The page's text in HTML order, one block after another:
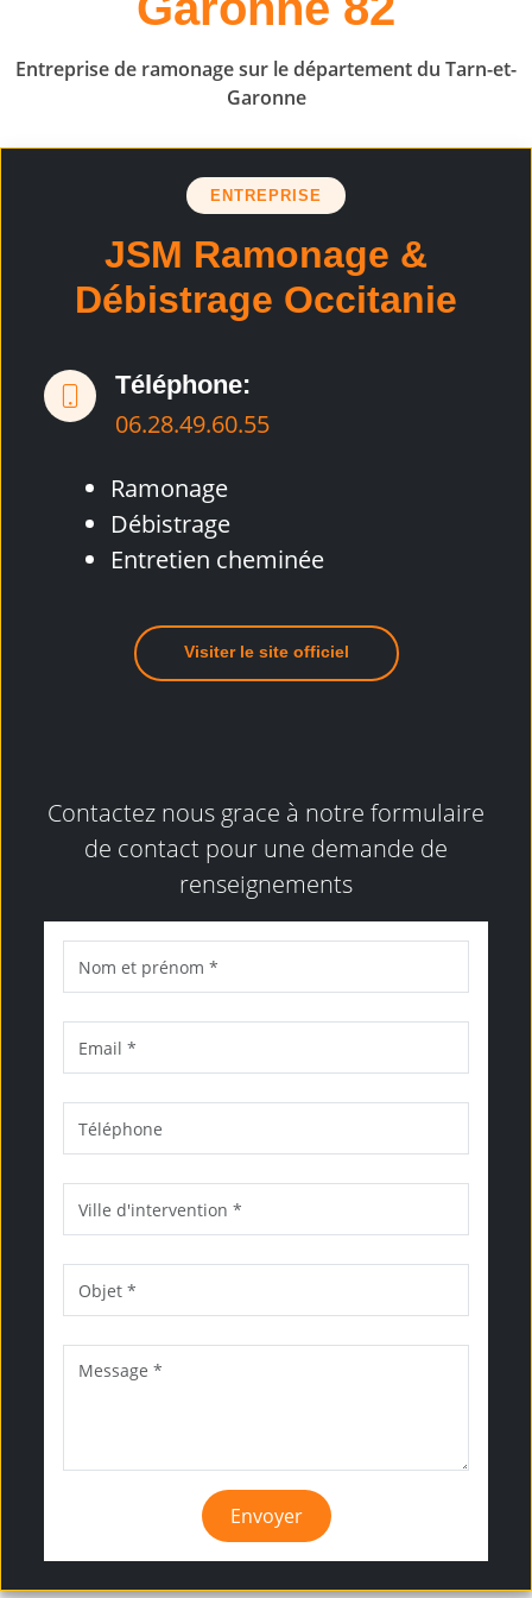
Entreprise de ramonage sur le département du Tarn-et-
Garonne
ENTREPRISE
JSM Ramonage &
Débistrage Occitanie
Téléphone:
06.28.49.60.55
Ramonage
Débistrage
Entretien cheminée
Visiter le site officiel
Contactez nous grace à notre formulaire
de contact pour une demande de
renseignements
Envoyer